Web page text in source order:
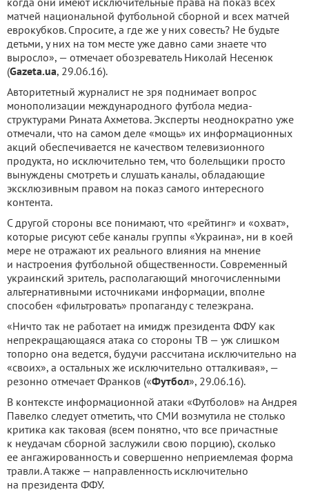
матчей национальной футбольной сборной и всех матчей
еврокубков. Спросите, а где же у них совесть? Не будьте
детьми, у них на том месте уже давно сами знаете что
выросло», — отмечает обозреватель Николай Несенюк
(Gazeta.ua, 29.06.16).
Авторитетный журналист не зря поднимает вопрос
монополизации международного футбола медиа-
структурами Рината Ахметова. Эксперты неоднократно уже
отмечали, что на самом деле «мощь» их информационных
акций обеспечивается не качеством телевизионного
продукта, но исключительно тем, что болельщики просто
вынуждены смотреть и слушать каналы, обладающие
эксклюзивным правом на показ самого интересного
контента.
С другой стороны все понимают, что «рейтинг» и «охват»,
которые рисуют себе каналы группы «Украина», ни в коей
мере не отражают их реального влияния на мнение
и настроения футбольной общественности. Современный
украинский зритель, располагающий многочисленными
альтернативными источниками информации, вполне
способен «фильтровать» пропаганду с телеэкрана.
«Ничто так не работает на имидж президента ФФУ как
непрекращающаяся атака со стороны ТВ — уж слишком
топорно она ведется, будучи рассчитана исключительно на
«своих», а остальных же исключительно отталкивая», —
резонно отмечает Франков («Футбол», 29.06.16).
В контексте информационной атаки «Футболов» на Андрея
Павелко следует отметить, что СМИ возмутила не столько
критика как таковая (всем понятно, что все причастные
к неудачам сборной заслужили свою порцию), сколько
ее ангажированность и совершенно неприемлемая форма
травли. А также — направленность исключительно
на президента ФФУ.